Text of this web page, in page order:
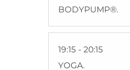
BODYPUMP®.
19:15 - 20:15
YOGA.